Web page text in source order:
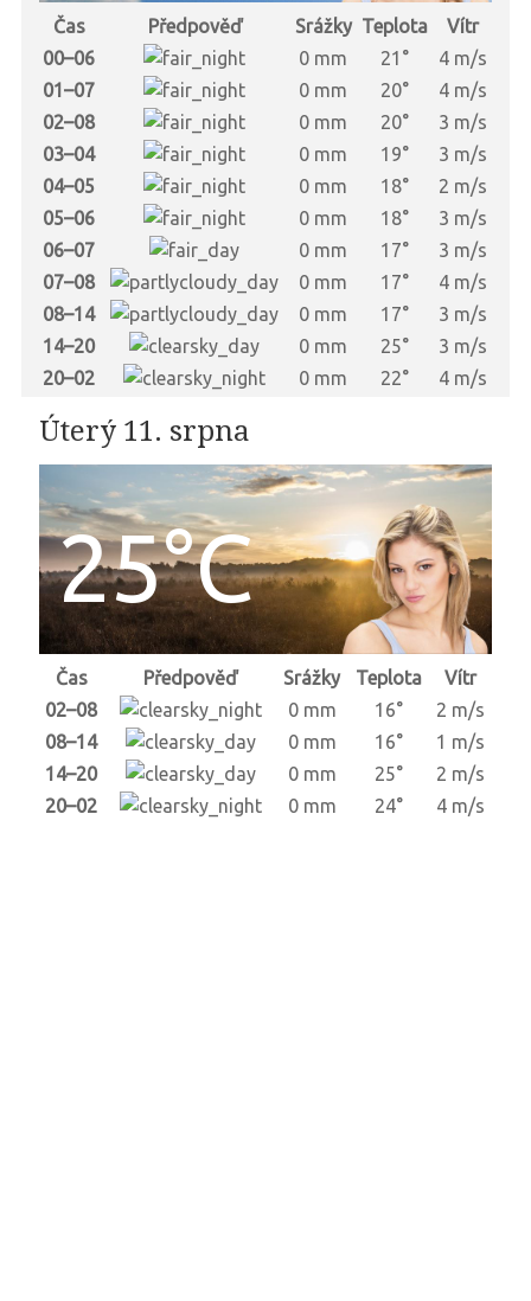
Čas Předpověď Srážky Teplota
Vítr
00–06
0 mm 21°
4 m/s
01–07
0 mm 20°
4 m/s
02–08
0 mm 20°
3 m/s
03–04
0 mm 19°
3 m/s
04–05
0 mm 18°
2 m/s
05–06
0 mm 18°
3 m/s
06–07
0 mm 17°
3 m/s
07–08
0 mm 17°
4 m/s
08–14
0 mm 17°
3 m/s
14–20
0 mm 25°
3 m/s
20–02
0 mm 22° 4 m/s
Úterý 11. srpna
25°C
Čas Předpověď Srážky Teplota
Vítr
02–08
0 mm 16°
2 m/s
08–14
0 mm 16°
1 m/s
14–20
0 mm 25°
2 m/s
20–02
0 mm 24° 4 m/s